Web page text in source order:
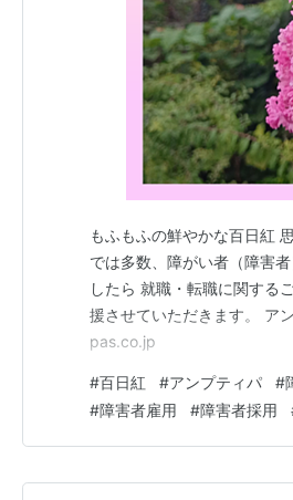
もふもふの鮮やかな百日紅
では多数、障がい者（障害
したら 就職・転職に関する
援させていただきます。
pas.co.jp
#百日紅 #アンプティパ #
#障害者雇用 #障害者採用